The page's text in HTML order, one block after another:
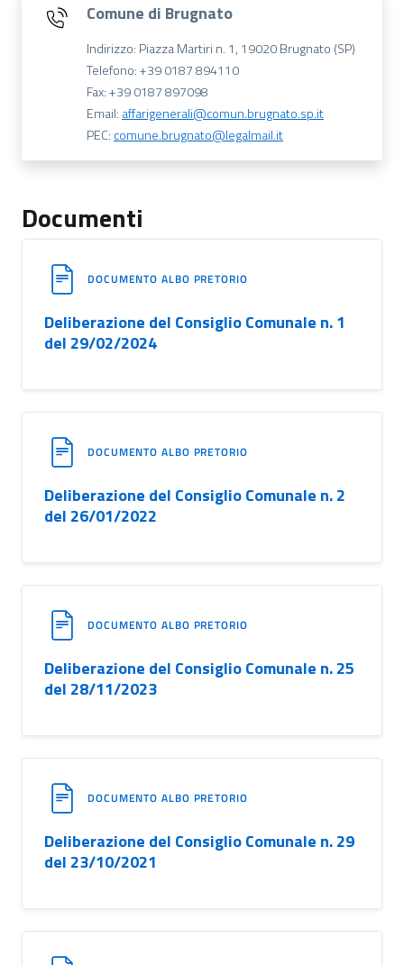
Comune di Brugnato
Indirizzo: Piazza Martiri n. 1, 19020 Brugnato (SP)
Telefono: +39 0187 894110
Fax: +39 0187 897098
Email: affarigenerali@comun.brugnato.sp.it
PEC: comune.brugnato@legalmail.it
Documenti
DOCUMENTO ALBO PRETORIO
Deliberazione del Consiglio Comunale n. 1
del 29/02/2024
DOCUMENTO ALBO PRETORIO
Deliberazione del Consiglio Comunale n. 2
del 26/01/2022
DOCUMENTO ALBO PRETORIO
Deliberazione del Consiglio Comunale n. 25
del 28/11/2023
DOCUMENTO ALBO PRETORIO
Deliberazione del Consiglio Comunale n. 29
del 23/10/2021